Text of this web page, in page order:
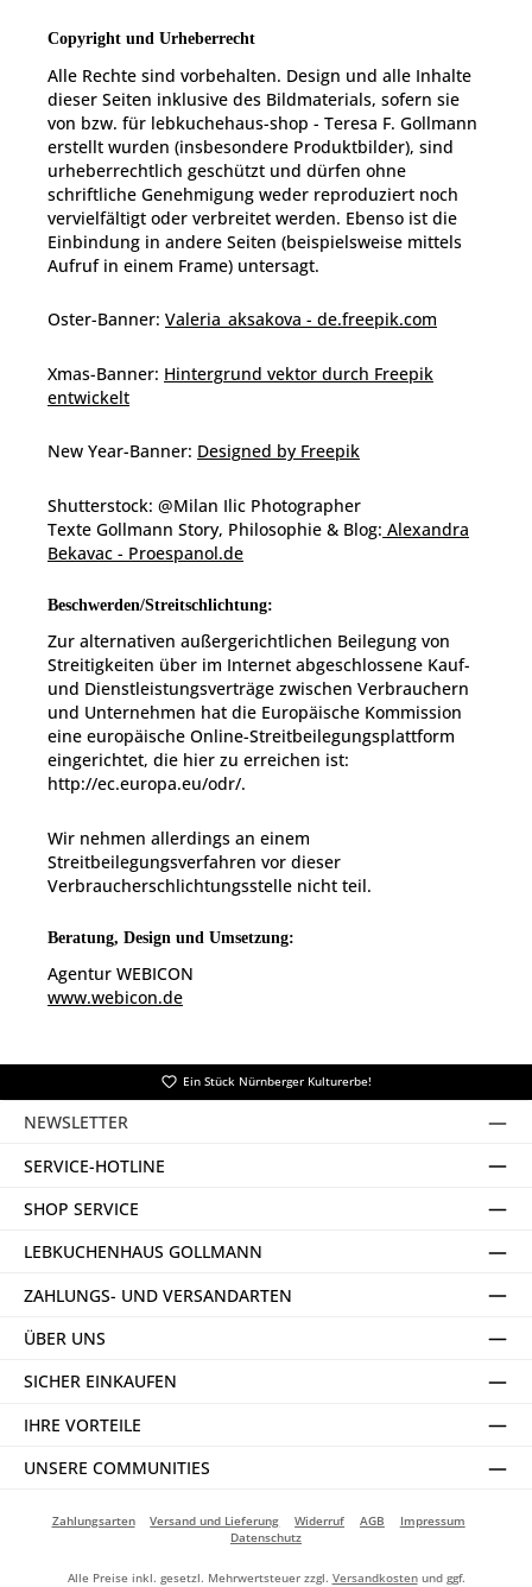
Copyright und Urheberrecht
Alle Rechte sind vorbehalten. Design und alle Inhalte
dieser Seiten inklusive des Bildmaterials, sofern sie
von bzw. für lebkuchehaus-shop - Teresa F. Gollmann
erstellt wurden (insbesondere Produktbilder), sind
urheberrechtlich geschützt und dürfen ohne
schriftliche Genehmigung weder reproduziert noch
vervielfältigt oder verbreitet werden. Ebenso ist die
Einbindung in andere Seiten (beispielsweise mittels
Aufruf in einem Frame) untersagt.
Oster-Banner: Valeria_aksakova - de.freepik.com
Xmas-Banner: Hintergrund vektor durch Freepik
entwickelt
New Year-Banner: Designed by Freepik
Shutterstock: @Milan Ilic Photographer
Texte Gollmann Story, Philosophie & Blog: Alexandra
Bekavac - Proespanol.de
Beschwerden/Streitschlichtung:
Zur alternativen außergerichtlichen Beilegung von
Streitigkeiten über im Internet abgeschlossene Kauf-
und Dienstleistungsverträge zwischen Verbrauchern
und Unternehmen hat die Europäische Kommission
eine europäische Online-Streitbeilegungsplattform
eingerichtet, die hier zu erreichen ist:
http://ec.europa.eu/odr/.
Wir nehmen allerdings an einem
Streitbeilegungsverfahren vor dieser
Verbraucherschlichtungsstelle nicht teil.
Beratung, Design und Umsetzung:
Agentur WEBICON
www.webicon.de
Ein Stück Nürnberger Kulturerbe!
NEWSLETTER
SERVICE-HOTLINE
SHOP SERVICE
LEBKUCHENHAUS GOLLMANN
ZAHLUNGS- UND VERSANDARTEN
ÜBER UNS
SICHER EINKAUFEN
IHRE VORTEILE
UNSERE COMMUNITIES
Zahlungsarten Versand und Lieferung Widerruf AGB
Impressum
Datenschutz
Alle Preise inkl. gesetzl. Mehrwertsteuer zzgl. Versandkostenund ggf.